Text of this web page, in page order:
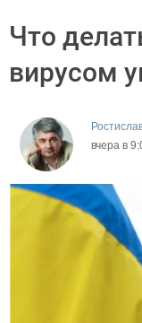
Что
вирусом
вчера в